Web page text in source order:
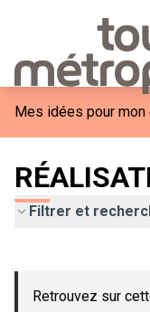
Mes idées pour mon
Filtrer et
−
Retrouvez sur